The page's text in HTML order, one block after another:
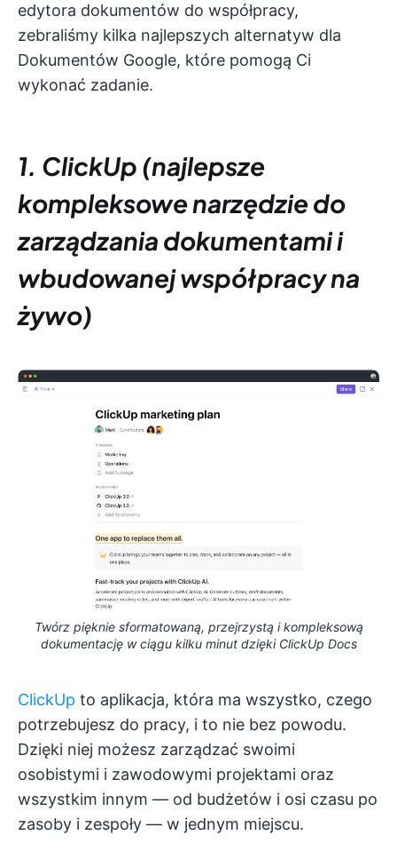
edytora dokumentów do współpracy,
zebraliśmy kilka najlepszych alternatyw dla
Dokumentów Google, które pomogą Ci
wykonać zadanie.
1. ClickUp (najlepsze
kompleksowe narzędzie do
zarządzania dokumentami i
wbudowanej współpracy na
żywo)
Twórz pięknie sformatowaną, przejrzystą i kompleksową
dokumentację w ciągu kilku minut dzięki ClickUp Docs
ClickUp to aplikacja, która ma wszystko, czego
potrzebujesz do pracy, i to nie bez powodu.
Dzięki niej możesz zarządzać swoimi
osobistymi i zawodowymi projektami oraz
wszystkim innym — od budżetów i osi czasu po
zasoby i zespoły — w jednym miejscu.